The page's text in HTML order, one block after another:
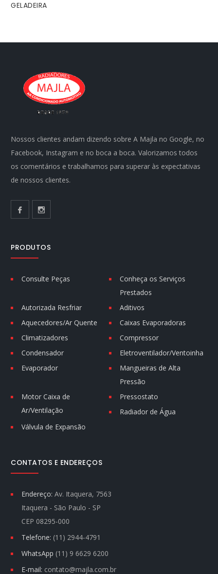
GELADEIRA
Nossos clientes andam dizendo sobre A Majla no Google, no
Facebook, Instagram e no boca a boca. Valorizamos todos
os comentários e trabalhamos para superar às expectativas
de nossos clientes.
PRODUTOS
Consulte Peças
Conheça os Serviços
Prestados
Autorizada Resfriar
Aditivos
Aquecedores/Ar Quente
Caixas Evaporadoras
Climatizadores
Compressor
Condensador
Eletroventilador/Ventoinha
Evaporador
Mangueiras de Alta
Pressão
Motor Caixa de
Ar/Ventilação
Pressostato
Radiador de Água
Válvula de Expansão
CONTATOS E ENDEREÇOS
Endereço: Av. Itaquera, 7563
Itaquera - São Paulo - SP
CEP 08295-000
Telefone: (11) 2944-4791
WhatsApp (11) 9 6629 6200
E-mail: contato@majla.com.br